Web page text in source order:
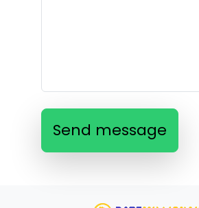
Send message